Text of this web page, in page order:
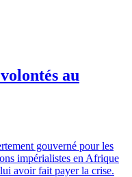
au
gouverné pour les
impérialistes en Afrique
avoir fait payer la crise.